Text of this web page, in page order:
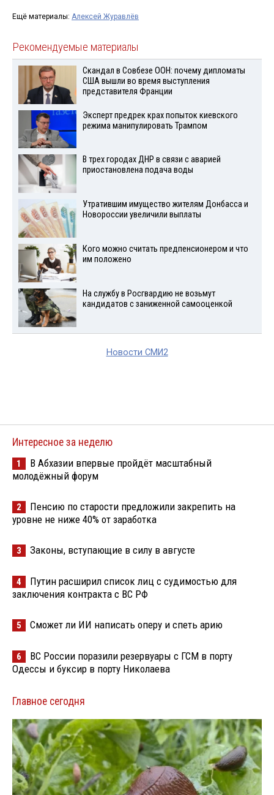
Ещё материалы: Алексей Журавлёв
Рекомендуемые материалы
Скандал в Совбезе ООН: почему дипломаты
США вышли во время выступления
представителя Франции
Эксперт предрек крах попыток киевского
режима манипулировать Трампом
В трех городах ДНР в связи с аварией
приостановлена подача воды
Утратившим имущество жителям Донбасса и
Новороссии увеличили выплаты
Кого можно считать предпенсионером и что
им положено
На службу в Росгвардию не возьмут
кандидатов с заниженной самооценкой
Новости СМИ2
Интересное за неделю
1
В Абхазии впервые пройдёт масштабный
молодёжный форум
2
Пенсию по старости предложили закрепить на
уровне не ниже 40% от заработка
3 Законы, вступающие в силу в августе
4
Путин расширил список лиц с судимостью для
заключения контракта с ВС РФ
5 Сможет ли ИИ написать оперу и спеть арию
6
ВС России поразили резервуары с ГСМ в порту
Одессы и буксир в порту Николаева
Главное сегодня